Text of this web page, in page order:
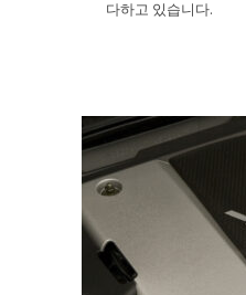
다하고 있습니다.